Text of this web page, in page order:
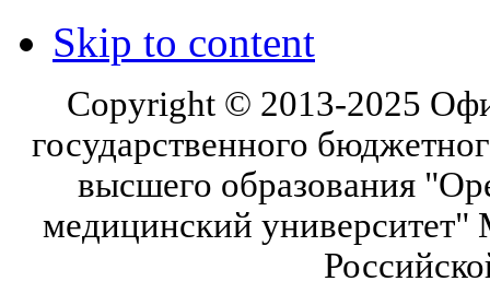
Skip to content
Copyright © 2013-2025
государственного
высшего образования
медицинский университет"